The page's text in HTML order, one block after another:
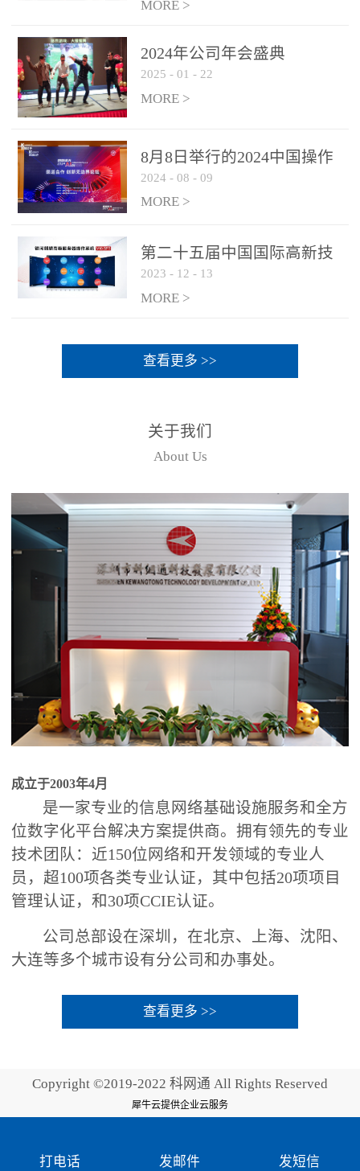
MORE >
2024年公司年会盛典
2025 - 01 - 22
MORE >
8月8日举行的2024中国操作
系统产业大会渠道论坛，科
网通荣获区域营销优质伙伴
2024 - 08 - 09
MORE >
第二十五届中国国际高新技
术成果交易会 银河麒麟高级
服务器操作系统荣获 “优秀
2023 - 12 - 13
MORE >
查看更多 >>
关于我们
About Us
成立于2003年4月
是一家专业的信息网络基础设施服务和全方
位数字化平台解决方案提供商。拥有领先的专业
技术团队：近150位网络和开发领域的专业人
员，超100项各类专业认证，其中包括20项项目
管理认证，和30项CCIE认证。
公司总部设在深圳，在北京、上海、沈阳、
大连等多个城市设有分公司和办事处。
查看更多 >>
Copyright ©2019-2022 科网通 All Rights Reserved
犀牛云提供企业云服务
打电话 发邮件 发短信